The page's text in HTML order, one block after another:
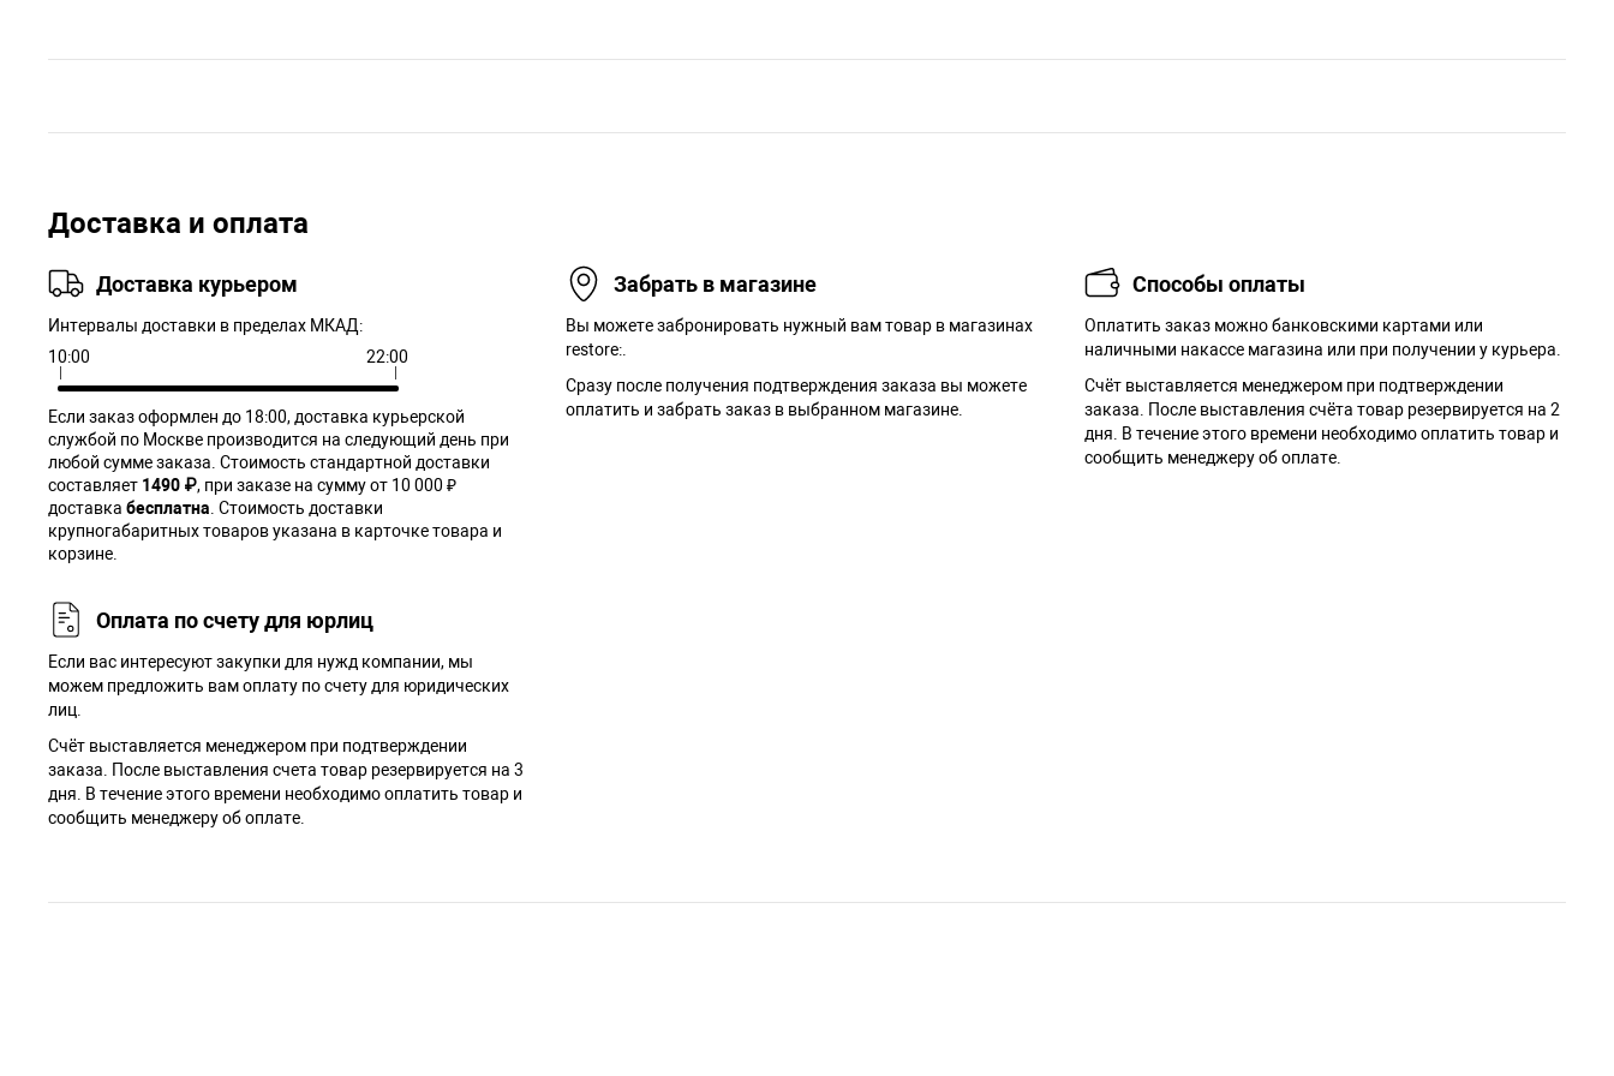
Доставка и оплата
Доставка курьером
Интервалы доставки в пределах МКАД:
10:00
22:00
Если заказ оформлен до 18:00, доставка курьерской
службой по Москве производится на следующий день при
любой сумме заказа. Cтоимость стандартной доставки
составляет 1490 ₽, при заказе на сумму от 10 000 ₽
доставка бесплатна. Стоимость доставки
крупногабаритных товаров указана в карточке товара и
корзине.
Забрать в магазине
Вы можете забронировать нужный вам товар в магазинах
restore:.
Сразу после получения подтверждения заказа вы можете
оплатить и забрать заказ в выбранном магазине.
Способы оплаты
Оплатить заказ можно банковскими картами или
наличными накассе магазина или при получении у курьера.
Cчёт выставляется менеджером при подтверждении
заказа. После выставления счёта товар резервируется на 2
дня. В течение этого времени необходимо оплатить товар и
сообщить менеджеру об оплате.
Оплата по счету для юрлиц
Если вас интересуют закупки для нужд компании, мы
можем предложить вам оплату по счету для юридических
лиц.
Счёт выставляется менеджером при подтверждении
заказа. После выставления счета товар резервируется на 3
дня. В течение этого времени необходимо оплатить товар и
сообщить менеджеру об оплате.